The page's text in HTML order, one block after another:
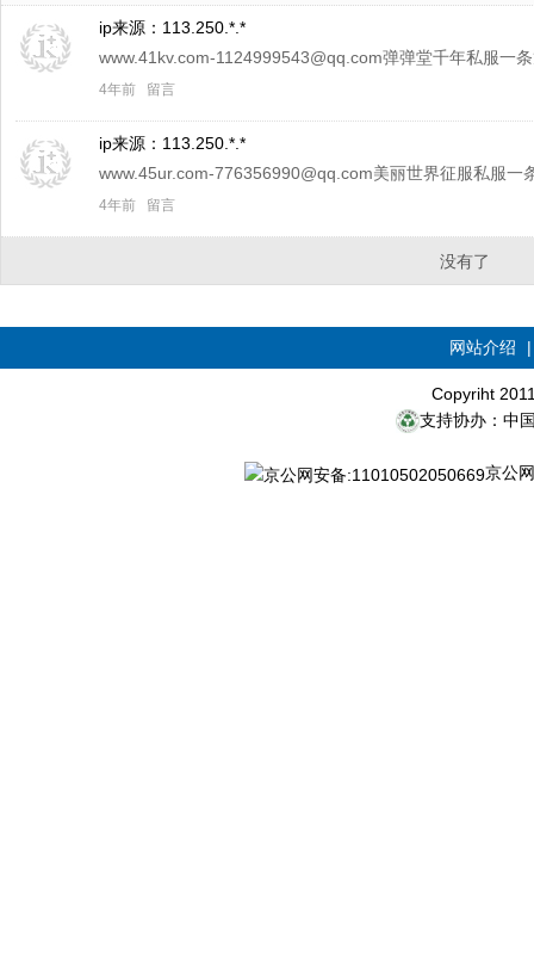
ip来源： 113.250.*.*
www.41kv.com-1124999543@qq.com弹弹堂千年私服一
4年前 留言
ip来源： 113.250.*.*
www.45ur.com-776356990@qq.com美丽世界征服私服一
4年前 留言
没有了
网站介绍
Copyriht
支持协办：中
京公